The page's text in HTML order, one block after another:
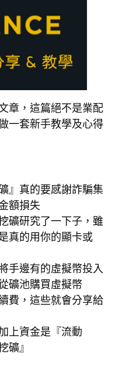
章，這篇絕不是業配
一套新手教學及心得
』真的要感謝詐騙集
額損失
礦研究了一下子，雖
真的用你的顯卡或
手邊有的虛擬幣投入
礦池購買虛擬幣
費，這些就會分享給
上資金是『流動
礦』